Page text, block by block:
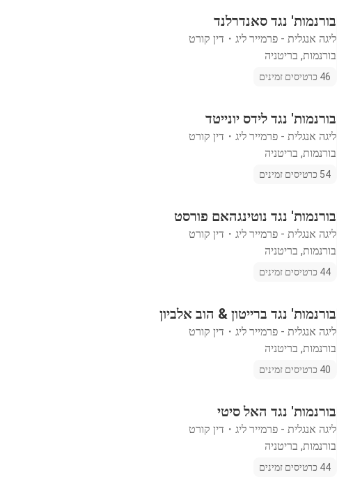
בורנמות' נגד סאנדרלנד
ליגה אנגלית - פרמייר ליג ・ דין קורט
בורנמות, בריטניה
46 כרטיסים זמינים
בורנמות' נגד לידס יונייטד
ליגה אנגלית - פרמייר ליג ・ דין קורט
בורנמות, בריטניה
54 כרטיסים זמינים
בורנמות' נגד נוטינגהאם פורסט
ליגה אנגלית - פרמייר ליג ・ דין קורט
בורנמות, בריטניה
44 כרטיסים זמינים
בורנמות' נגד ברייטון & הוב אלביון
ליגה אנגלית - פרמייר ליג ・ דין קורט
בורנמות, בריטניה
40 כרטיסים זמינים
בורנמות' נגד האל סיטי
ליגה אנגלית - פרמייר ליג ・ דין קורט
בורנמות, בריטניה
44 כרטיסים זמינים